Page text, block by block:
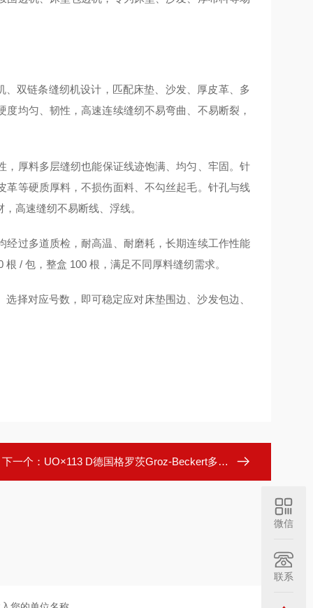
、双链条缝纫机设计，匹配床垫、沙发、厚皮革、多
均匀、韧性，高速连续缝纫不易弯曲、不易断裂，
厚料多层缝纫也能保证线迹饱满、均匀、牢固。针
等硬质厚料，不损伤面料、不勾丝起毛。针孔与线
高速缝纫不易断线、浮线。
过多道质检，耐高温、耐磨耗，长期连续工作性能
/ 包，整盒 100 根，满足不同厚料缝纫需求。
择对应号数，即可稳定应对床垫围边、沙发包边、
下一个： UO×113 D德国格罗茨Groz-Beckert多针机双链条缝机针
微信
联系